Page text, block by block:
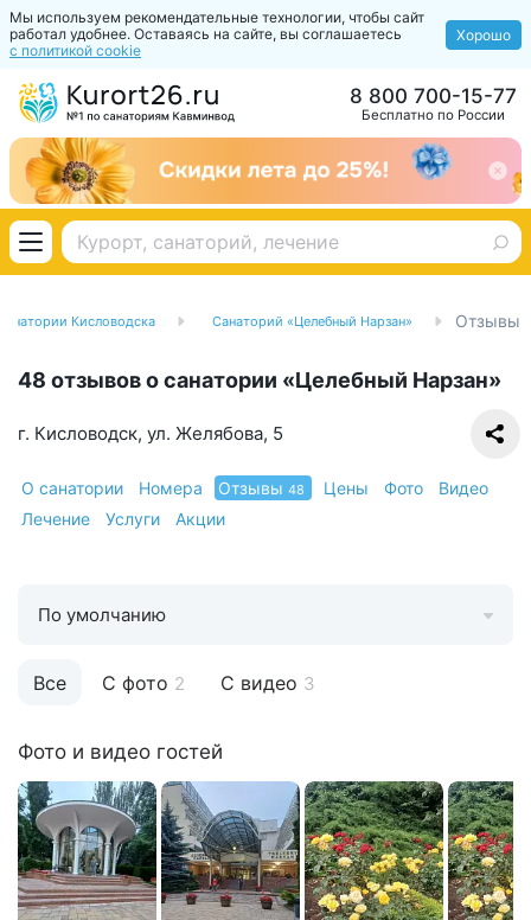
Мы используем рекомендательные технологии, чтобы сайт
работал удобнее. Оставаясь на сайте, вы соглашаетесь
с политикой cookie
Хорошо
Бесплатно по России
8 800 700-15-77
Кисловодска Санаторий «Целебный Нарзан» Отзывы
48 отзывов о санатории «Целебный Нарзан»
г. Кисловодск, ул. Желябова, 5
О санатории Номера Отзывы 48 Цены Фото
Видео
Лечение
Услуги Акции
Все С фото 2 С видео 3
По умолчанию
Фото и видео гостей